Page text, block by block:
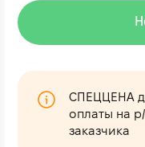
СПЕЦЦЕНА
оплаты на
заказчика